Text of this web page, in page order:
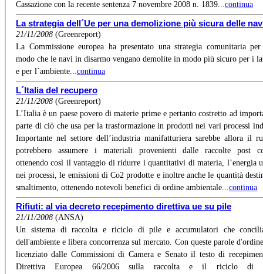
Cassazione con la recente sentenza 7 novembre 2008 n. 1839...continua
La strategia dell´Ue per una demolizione più sicura delle
21/11/2008 (Greenreport)
La Commissione europea ha presentato una strategia comunitaria
modo che le navi in disarmo vengano demolite in modo più sicuro per i
e per l´ambiente...continua
L´Italia del recupero
21/11/2008 (Greenreport)
L’Italia è un paese povero di materie prime e pertanto costretto ad
parte di ciò che usa per la trasformazione in prodotti nei vari processi
Importante nel settore dell’industria manifatturiera sarebbe allora il
potrebbero assumere i materiali provenienti dalle raccolte post
ottenendo così il vantaggio di ridurre i quantitativi di materia, l’energia
nei processi, le emissioni di Co2 prodotte e inoltre anche le quantità
smaltimento, ottenendo notevoli benefici di ordine ambientale...continua
Rifiuti: al via decreto recepimento direttiva ue su pile
21/11/2008 (ANSA)
Un sistema di raccolta e riciclo di pile e accumulatori che
dell'ambiente e libera concorrenza sul mercato. Con queste parole
licenziato dalle Commissioni di Camera e Senato il testo di
Direttiva Europea 66/2006 sulla raccolta e il riciclo di